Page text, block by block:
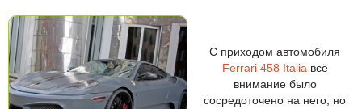
С приходом автомобиля
Ferrari 458 Italia всё
внимание было
сосредоточено на него, но